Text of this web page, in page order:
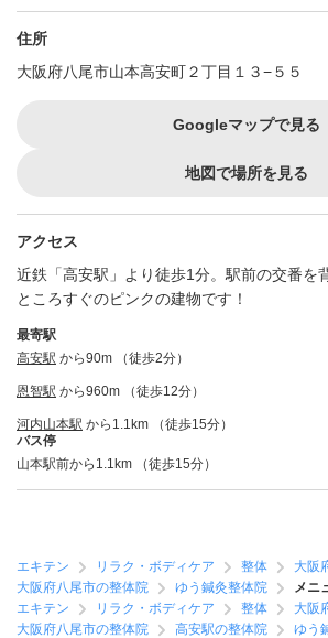
住所
大阪府八尾市山本高安町２丁目１３−５５
Googleマップで見る
地図で場所を見る
アクセス
近鉄「高安駅」より徒歩1分。駅前の交番を
ところすぐのピンクの建物です！
最寄駅
高安駅 から90m （徒歩2分）
恩智駅 から960m （徒歩12分）
河内山本駅 から1.1km （徒歩15分）
バス停
山本駅前から1.1km （徒歩15分）
エキテン リラク・ボディケア 整体
大阪
大阪府八尾市の整体院
ゆう鍼灸整体院
メニ
エキテン
リラク・ボディケア 整体
大阪
大阪府八尾市の整体院
高安駅の整体院 ゆう